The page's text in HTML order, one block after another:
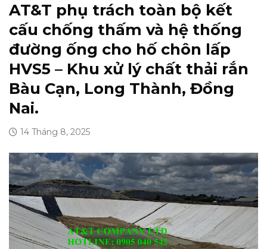
AT&T phụ trách toàn bộ kết
cấu chống thấm và hệ thống
đường ống cho hố chôn lấp
HVS5 – Khu xử lý chất thải rắn
Bàu Cạn, Long Thành, Đồng
Nai.
14 Tháng 8, 2025